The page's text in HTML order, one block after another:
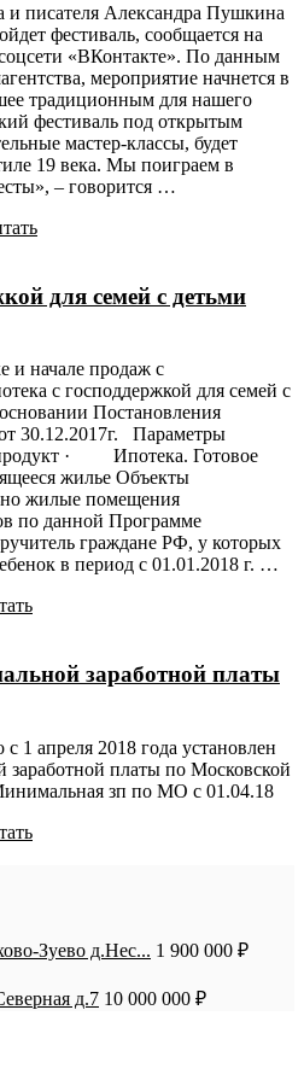
и писателя Александра Пушкина
фестиваль, сообщается на
«ВКонтакте». По данным
мероприятие начнется в
традиционным для нашего
фестиваль под открытым
мастер-классы, будет
19 века. Мы поиграем в
– говорится …
для семей с детьми
и начале продаж с
с господдержкой для семей с
Постановления
30.12.2017г. Параметры
· Ипотека. Готовое
жилье Объекты
жилые помещения
по данной Программе
граждане РФ, у которых
в период с 01.01.2018 г. …
заработной платы
1 апреля 2018 года установлен
платы по Московской
зп по МО с 01.04.18
Зуево д.Нес... 1 900 000 ₽
д.7 10 000 000 ₽